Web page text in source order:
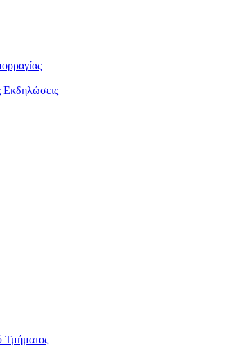
Εκδηλώσεις
Τμήματος